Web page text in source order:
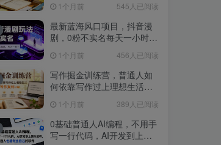
1个月前 545人已阅读
最新蓝海风口项目，抖音漫
剧，0粉不实名每天一小时，
1个月前 456人已阅读
写作掘金训练营，普通人如
何依靠写作过上理想生活，
（更新6月）
1个月前 389人已阅读
0基础普通人AI编程，不用手
写一行代码，AI开发到上架